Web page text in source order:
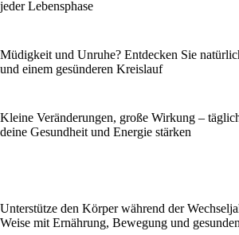
jeder Lebensphase
Müdigkeit und Unruhe? Entdecken Sie
und einem gesünderen Kreislauf
Kleine Veränderungen, große Wirkung –
deine Gesundheit und Energie stärken
Unterstütze den Körper während der
Weise mit Ernährung, Bewegung und